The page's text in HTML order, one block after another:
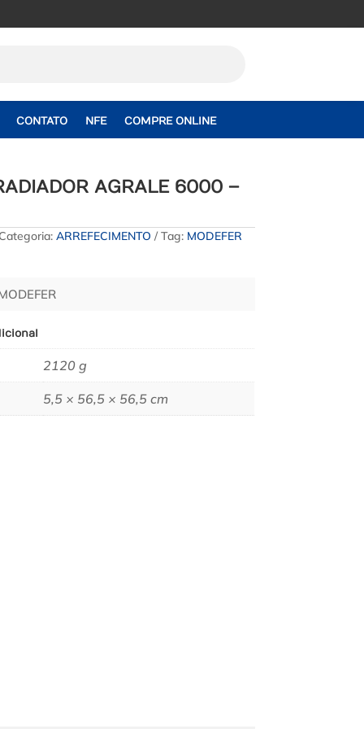
CONTATO NFE COMPRE ONLINE
AGRALE 6000 –
ARREFECIMENTO Tag: MODEFER
2120 g
5,5 × 56,5 × 56,5 cm